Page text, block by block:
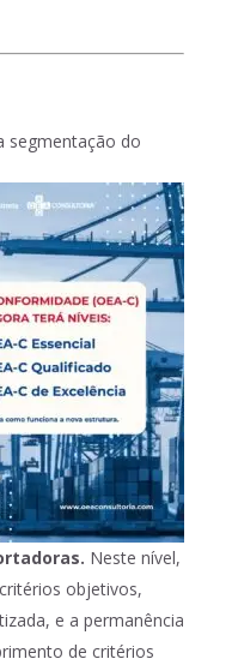
segmentação do
Neste nível,
objetivos,
e a permanência
de critérios